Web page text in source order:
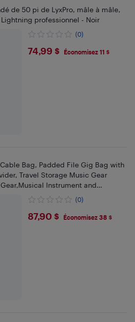
de 50 pi de LyxPro, mâle à mâle,
professionnel - Noir
(0)
$74.99
74,99 $ Économisez 11 $
Bag, Padded File Gig Bag with
Travel Storage Music Gear
Instrument and
(0)
$87.9
87,90 $ Économisez 38 $